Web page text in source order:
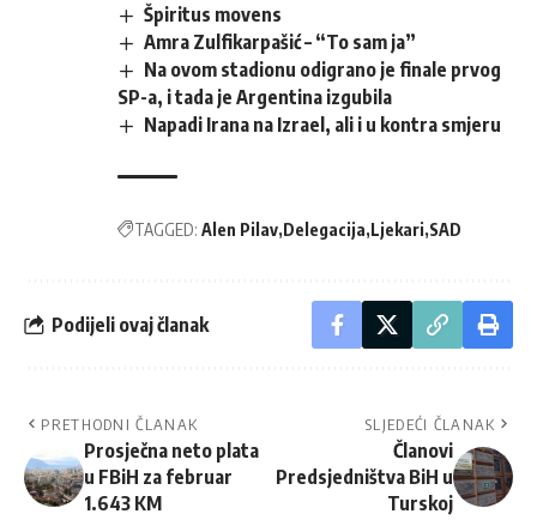
Špiritus movens
Amra Zulfikarpašić – “To sam ja”
Na ovom stadionu odigrano je finale prvog
SP-a, i tada je Argentina izgubila
Napadi Irana na Izrael, ali i u kontra smjeru
TAGGED: Alen Pilav Delegacija Ljekari SAD
Podijeli ovaj članak
PRETHODNI ČLANAK
Prosječna neto plata
u FBiH za februar
1.643 KM
SLJEDEĆI ČLANAK
Članovi
Predsjedništva BiH u
Turskoj